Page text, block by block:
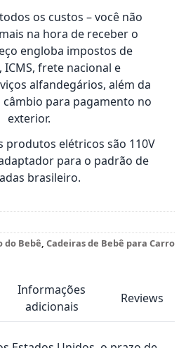
os custos – você não
na hora de receber o
engloba impostos de
frete nacional e
alfandegários, além da
para pagamento no
exterior.
produtos elétricos são 110V
para o padrão de
brasileiro.
do Bebê, Cadeiras de Bebê para Carro
Informações
adicionais
Reviews